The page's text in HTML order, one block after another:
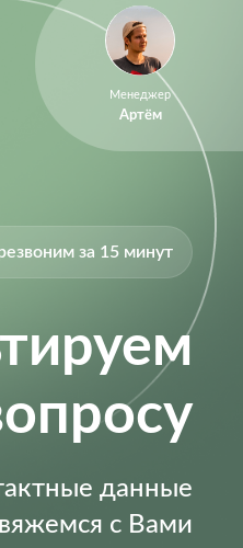
Менеджер
Артём
за 15 минут
данные
с Вами